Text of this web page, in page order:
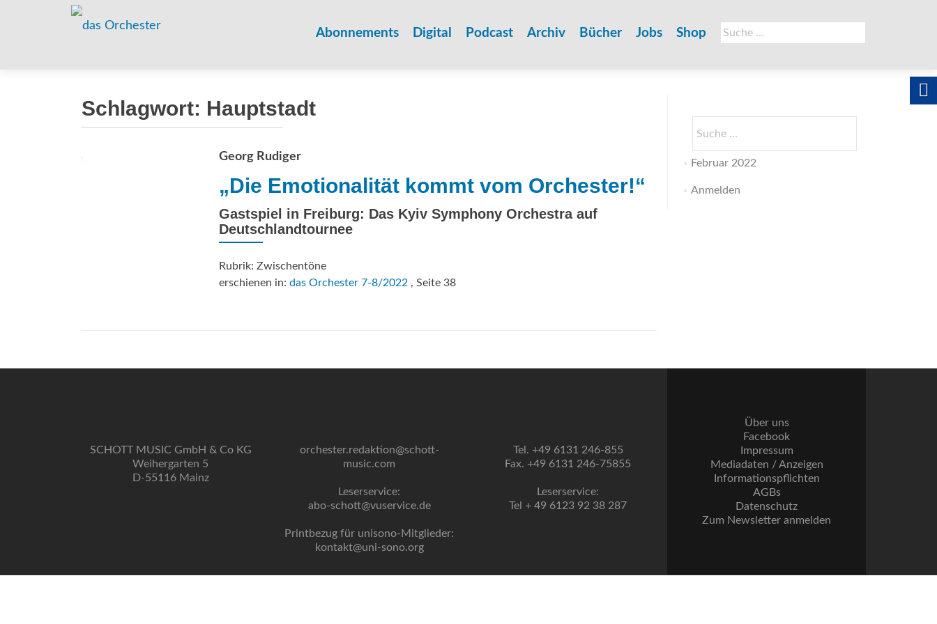
Suche
nach:
Abonnements Digital Podcast Archiv Bücher Jobs Shop
Schlagwort: Hauptstadt
Georg Rudiger
„Die Emotionalität kommt vom Orchester!“
Gastspiel in Freiburg: Das Kyiv Symphony Orchestra auf
Deutschlandtournee
Rubrik: Zwischentöne
erschienen in: das Orchester 7-8/2022 , Seite 38
nach:
Februar 2022
Anmelden
SCHOTT MUSIC GmbH & Co KG
Weihergarten 5
D-55116 Mainz
orchester.redaktion@schott-
music.com
Leserservice:
abo-schott@vuservice.de
Printbezug für unisono-Mitglieder:
kontakt@uni-sono.org
Tel. +49 6131 246-855
Fax. +49 6131 246-75855
Leserservice:
Tel + 49 6123 92 38 287
Über uns
Facebook
Impressum
Mediadaten / Anzeigen
Informationspflichten
AGBs
Datenschutz
Zum Newsletter anmelden